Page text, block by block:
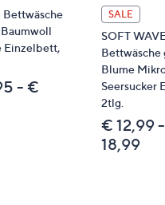
lieferbar.
TEX®
Einzelbett,
- €
SALE
SOFT
Bettwäsche
Blume
Seersucker
2tlg.
€ 12,99
18,99